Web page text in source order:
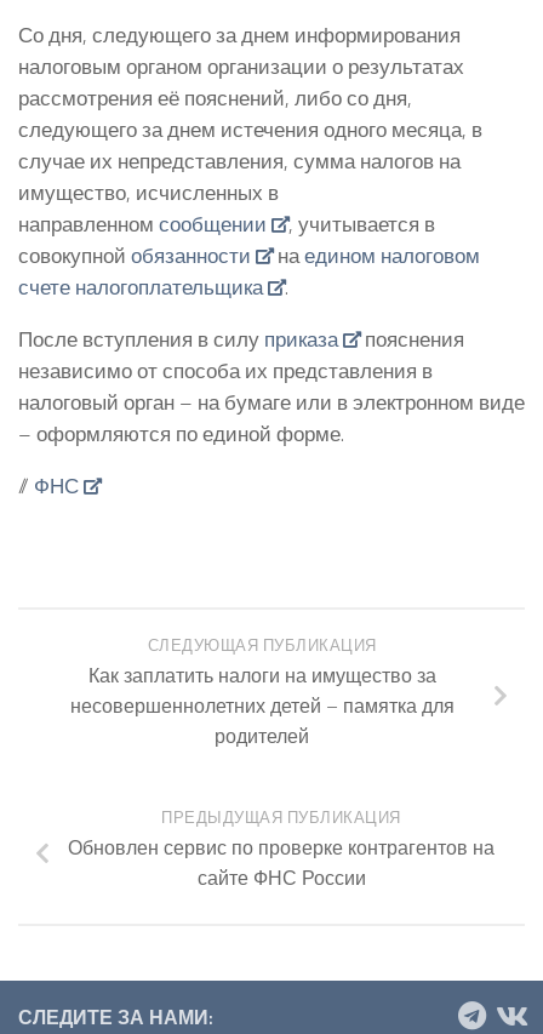
Со дня, следующего за днем информирования
налоговым органом организации о результатах
рассмотрения её пояснений, либо со дня,
следующего за днем истечения одного месяца, в
случае их непредставления, сумма налогов на
имущество, исчисленных в
направленном сообщении
, учитывается в
совокупной обязанности наедином налоговом
счете налогоплательщика
.
После вступления в силу приказа
пояснения
независимо от способа их представления в
налоговый орган – на бумаге или в электронном виде
– оформляются по единой форме.
// ФНС
СЛЕДУЮЩАЯ ПУБЛИКАЦИЯ
Как заплатить налоги на имущество за
несовершеннолетних детей – памятка для
родителей
ПРЕДЫДУЩАЯ ПУБЛИКАЦИЯ
Обновлен сервис по проверке контрагентов на
сайте ФНС России
СЛЕДИТЕ ЗА НАМИ: